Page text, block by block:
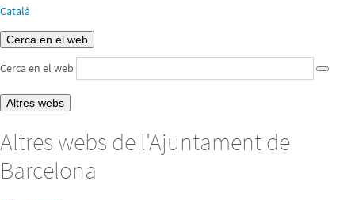
Català
Cerca en el web
Cerca en el web
Altres webs
Altres webs de l'Ajuntament de
Barcelona